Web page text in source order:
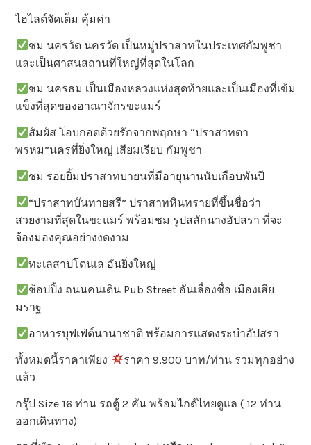
ไฮไลต์จัดเต็ม คุ้มค่า
ชม นครวัด นครวัด เป็นหมู่ปราสาทในประเทศกัมพูชา
และเป็นศาสนสถานที่ใหญ่ที่สุดในโลก
ชม นครธม เป็นเมืองหลวงแห่งสุดท้ายและเป็นเมืองที่เข้ม
แข็งที่สุดของอาณาจักรขะแมร์
สัมผัส โอบกอดด้วยรักจากพฤกษา “ปราสาทตา
พรหม”นครที่ยิ่งใหญ่ เสียมเรียบ กัมพูชา
ชม รอยยิ้มปราสาทบายนที่มีอายุนานนับเกือบพันปี
“ปราสาทบันทายสรี” ปราสาทหินทรายที่ขึ้นชื่อว่า
สวยงามที่สุดในขะแมร์ พร้อมชม รูปสลักนางอัปสรา ที่จะ
จ้องมองคุณอย่างงดงาม
ทะเลสาปโตนเล อันยิ่งใหญ่
ช้อปปิ้ง ถนนคนเดิน Pub Street อันเลื่องชื่อ เมืองเสีย
มราฐ
อาหารบุฟเฟ่ต์นานาชาติ พร้อมการแสดงระบำอัปสรา
ทั้งหมดนี้ราคาเพียง
ราคา 9,900 บาท/ท่าน รวมทุกอย่าง
แล้ว
กรุ๊ป Size 16 ท่าน รถตู้ 2 คัน พร้อมไกด์ไทยดูแล ( 12 ท่าน
ออกเดินทาง)